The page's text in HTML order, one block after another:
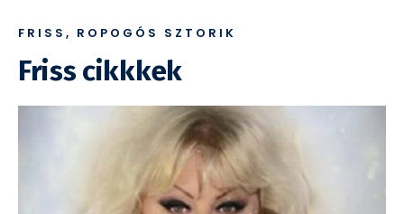
VEZETŐ
FRISS, ROPOGÓS SZTORIK
Friss cikkkek